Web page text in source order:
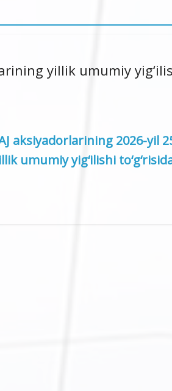
yillik umumiy
aksiyadorlarining 2026-yil
umumiy yig‘ilishi